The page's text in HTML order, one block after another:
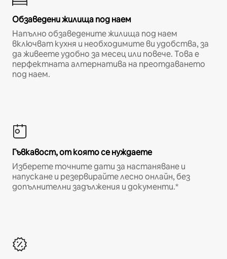
Обзаведени жилища под наем
Напълно обзаведените жилища под наем
включват кухня и необходимите ви удобства, за
да живеете удобно за месец или повече. Това е
перфектната алтернатива на преотдаването
под наем.
Гъвкавост, от която се нуждаете
Изберете точните дати за настаняване и
напускане и резервирайте лесно онлайн, без
допълнителни задължения и документи.*